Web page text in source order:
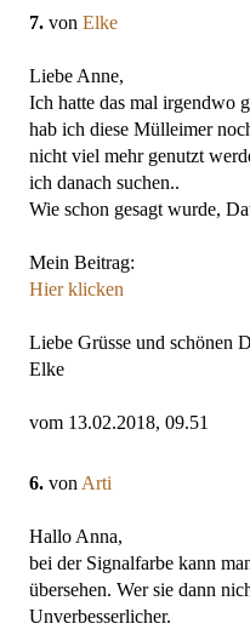
7. von Elke
Liebe Anne,
Ich hatte das mal irgendwo
hab ich diese Mülleimer
nicht viel mehr genutzt
ich danach suchen..
Wie schon gesagt wurde,
Mein Beitrag:
Hier klicken
Liebe Grüsse und schönen
Elke
vom 13.02.2018, 09.51
6. von Arti
Hallo Anna,
bei der Signalfarbe kann
übersehen. Wer sie dann
Unverbesserlicher.